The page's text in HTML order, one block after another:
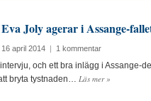
Eva Joly agerar i Assange-
16 april 2014 | 1 kommentar
och ett bra inlägg i Assange-
bryta tystnaden… Läs mer»